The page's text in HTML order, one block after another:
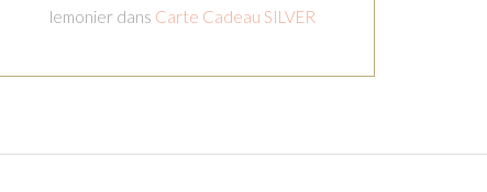
lemonier dans Carte Cadeau SILVER